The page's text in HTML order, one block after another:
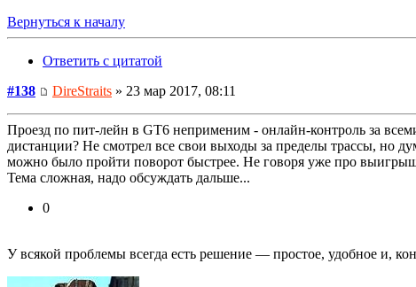
Вернуться к началу
Ответить с цитатой
#138
DireStraits » 23 мар 2017, 08:11
Проезд по пит-лейн в GT6 неприменим - онлайн-контроль за
дистанции? Не смотрел все свои выходы за пределы трассы, но
можно было пройти поворот быстрее. Не говоря уже про
Тема сложная, надо обсуждать дальше...
0
У всякой проблемы всегда есть решение — про­стое, удобное и,